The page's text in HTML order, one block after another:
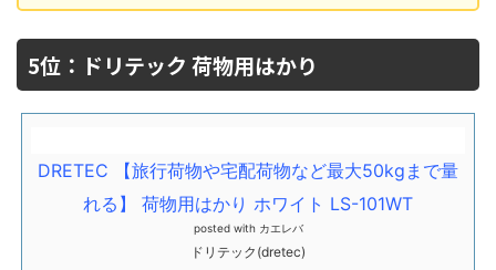
5位：ドリテック 荷物用はかり
DRETEC 【旅行荷物や宅配荷物など最大50kgまで量
れる】 荷物用はかり ホワイト LS-101WT
posted with カエレバ
ドリテック(dretec)